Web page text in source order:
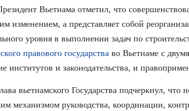
Вьетнама отметил, что
изменением, а представляет собой
уровня в выполнении задач по
правового государства во Вьетнаме с
институтов и законодательства, и
вьетнамского Государства подчеркнул, что
механизмом руководства, координации,